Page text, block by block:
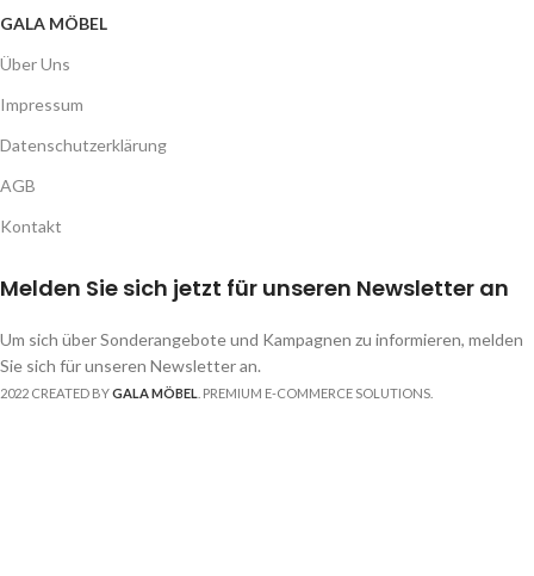
GALA MÖBEL
Über Uns
Impressum
Datenschutzerklärung
AGB
Kontakt
Melden Sie sich jetzt für unseren Newsletter an
Um sich über Sonderangebote und Kampagnen zu informieren, melden
Sie sich für unseren Newsletter an.
2022 CREATED BYGALA MÖBEL . PREMIUM E-COMMERCE SOLUTIONS.